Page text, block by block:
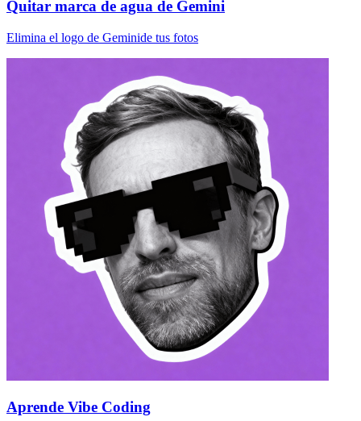
Quitar marca de agua de Gemini
Elimina el logo de Geminide tus fotos
Aprende Vibe Coding